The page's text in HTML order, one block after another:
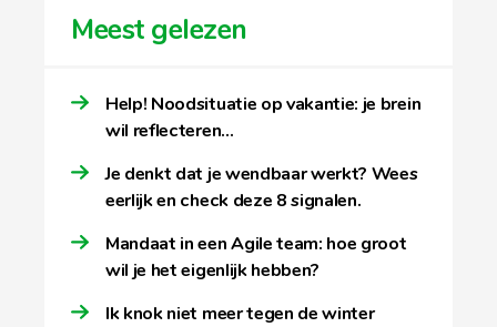
Meest gelezen
Help! Noodsituatie op vakantie: je brein
wil reflecteren…
Je denkt dat je wendbaar werkt? Wees
eerlijk en check deze 8 signalen.
Mandaat in een Agile team: hoe groot
wil je het eigenlijk hebben?
Ik knok niet meer tegen de winter